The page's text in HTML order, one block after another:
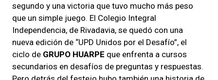
segundo y una victoria que tuvo mucho más peso
que un simple juego. El Colegio Integral
Independencia, de Rivadavia, se quedó con una
nueva edición de “UPD Unidos por el Desafío”, el
ciclo de GRUPO HUARPE que enfrenta a cursos
secundarios en desafíos de preguntas y respuestas.